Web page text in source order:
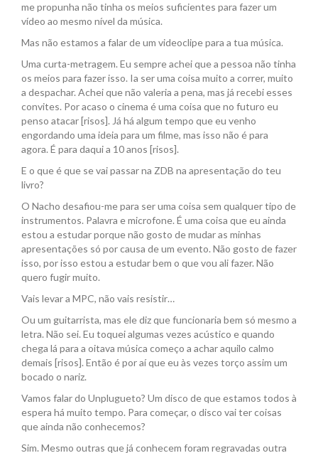
me propunha não tinha os meios suficientes para fazer um
vídeo ao mesmo nível da música.
Mas não estamos a falar de um videoclipe para a tua música.
Uma curta-metragem. Eu sempre achei que a pessoa não tinha
os meios para fazer isso. Ia ser uma coisa muito a correr, muito
a despachar. Achei que não valeria a pena, mas já recebi esses
convites. Por acaso o cinema é uma coisa que no futuro eu
penso atacar [risos]. Já há algum tempo que eu venho
engordando uma ideia para um filme, mas isso não é para
agora. É para daqui a 10 anos [risos].
E o que é que se vai passar na ZDB na apresentação do teu
livro?
O Nacho desafiou-me para ser uma coisa sem qualquer tipo de
instrumentos. Palavra e microfone. É uma coisa que eu ainda
estou a estudar porque não gosto de mudar as minhas
apresentações só por causa de um evento. Não gosto de fazer
isso, por isso estou a estudar bem o que vou ali fazer. Não
quero fugir muito.
Vais levar a MPC, não vais resistir…
Ou um guitarrista, mas ele diz que funcionaria bem só mesmo a
letra. Não sei. Eu toquei algumas vezes acústico e quando
chega lá para a oitava música começo a achar aquilo calmo
demais [risos]. Então é por aí que eu às vezes torço assim um
bocado o nariz.
Vamos falar do Unplugueto? Um disco de que estamos todos à
espera há muito tempo. Para começar, o disco vai ter coisas
que ainda não conhecemos?
Sim. Mesmo outras que já conhecem foram regravadas outra